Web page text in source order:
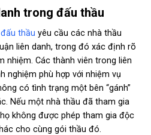
trong đấu thầu
thầu yêu cầu các nhà thầu
liên danh, trong đó xác định rõ
nhiệm. Các thành viên trong liên
nghiệm phù hợp với nhiệm vụ
có tình trạng một bên “gánh”
Nếu một nhà thầu đã tham gia
không được phép tham gia độc
cho cùng gói thầu đó.